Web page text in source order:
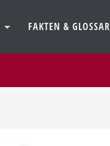
FAKTEN & GLOSSAR